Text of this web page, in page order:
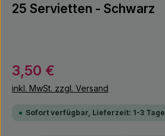
25 Servietten - Schwarz
Regulärer Preis:
3,50 €
inkl. MwSt. zzgl. Versand
Sofort verfügbar, Lieferzeit: 1-3 Tage